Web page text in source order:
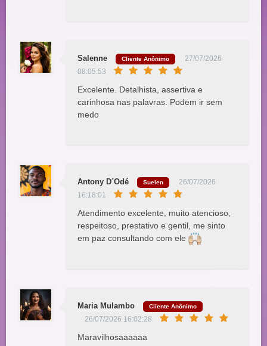
Salenne Cliente Anônimo
27/07/2026
08:05:53
Excelente. Detalhista, assertiva e
carinhosa nas palavras. Podem ir sem
medo
Antony D´Odé Suelen
26/07/2026
16:18:01
Atendimento excelente, muito atencioso,
respeitoso, prestativo e gentil, me sinto
em paz consultando com ele
Maria Mulambo Cliente Anônimo
26/07/2026 16:02:28
Maravilhosaaaaaa